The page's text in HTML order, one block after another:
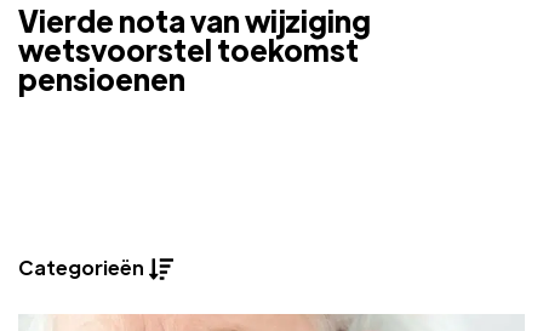
Vierde nota van wijziging
wetsvoorstel toekomst
pensioenen
Categorieën